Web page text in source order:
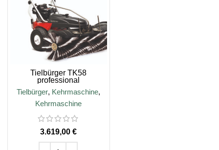
Tielbürger TK58
professional
Kehrmaschine, Honda
GXV160 Motor
Tielbürger, Kehrmaschine,
Kehrmaschine
€